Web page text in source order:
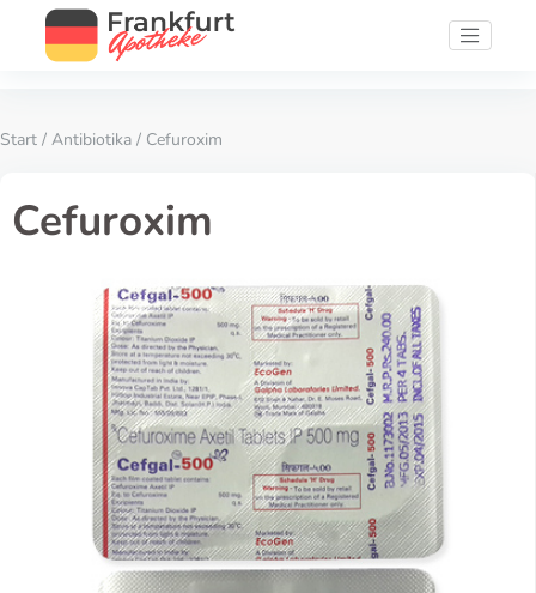
Start / Antibiotika / Cefuroxim
Cefuroxim